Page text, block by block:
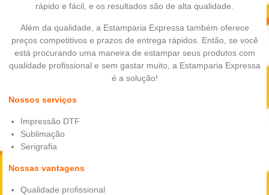
rápido e fácil, e os resultados são de alta qualidade.
Além da qualidade, a Estamparia Expressa também oferece
preços competitivos e prazos de entrega rápidos. Então, se você
está procurando uma maneira de estampar seus produtos com
qualidade profissional e sem gastar muito, a Estamparia Expressa
é a solução!
Nossos serviços
Impressão DTF
Sublimação
Serigrafia
Nossas vantagens
Qualidade profissional